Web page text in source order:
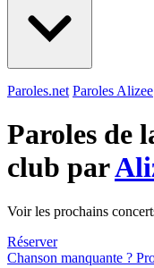
Paroles.net Paroles Alizee
Paroles de
club par
Voir les prochains
Réserver
Chanson manquante ?